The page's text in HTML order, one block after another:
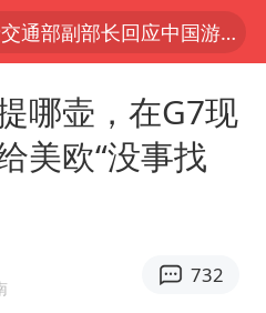
落下 运动上场
空袭黎南部真主党
调24小时开着更省电”不实
哪壶，在G7现
美欧“没事找
732